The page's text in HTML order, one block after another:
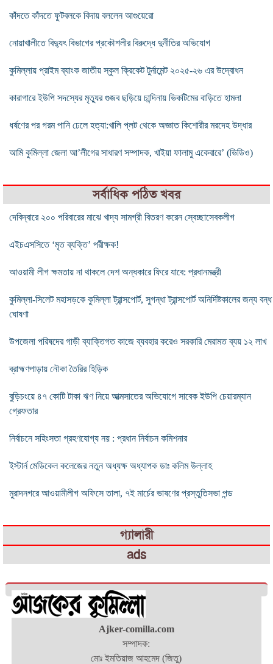
কাঁদতে কাঁদতে ফুটবলকে বিদায় বললেন আগুয়েরো
নোয়াখালীতে বিদ্যুৎ বিভাগের প্রকৌশলীর বিরুদ্ধে দুর্নীতির অভিযোগ
কুমিল্লায় প্রাইম ব্যাংক জাতীয় স্কুল ক্রিকেট টুর্নামেন্ট ২০২৫-২৬ এর উদ্বোধন
কারাগারে ইউপি সদস্যের মৃত্যুর গুজব ছড়িয়ে চান্দিনায় ভিকটিমের বাড়িতে হামলা
ধর্ষণের পর গরম পানি ঢেলে হত্যা:খালি প্লট থেকে অজ্ঞাত কিশোরীর মরদেহ উদ্ধার
আমি কুমিল্লা জেলা আ’লীগের সাধারণ সম্পাদক, খাইয়া ফালামু একেবারে’ (ভিডিও)
সর্বাধিক পঠিত খবর
দেবিদ্বারে ২০০ পরিবারের মাঝে খাদ্য সামগ্রী বিতরণ করেন স্বেচ্ছাসেবকলীগ
এইচএসসিতে ‘মৃত ব্যক্তি’ পরীক্ষক!
আওয়ামী লীগ ক্ষমতায় না থাকলে দেশ অন্ধকারে ফিরে যাবে: প্রধানমন্ত্রী
কুমিল্লা-সিলেট মহাসড়কে কুমিল্লা ট্রান্সপোর্ট, সুগন্ধা ট্রান্সপোর্ট অনির্দিষ্টকালের জন্য বন্ধ
ঘোষণা
উপজেলা পরিষদের গাড়ী ব্যাক্তিগত কাজে ব্যবহার করেও সরকারি মেরামত ব্যয় ১২ লাখ
ব্রাহ্মণপাড়ায় নৌকা তৈরির হিড়িক
বুড়িচংয়ে ৪৭ কোটি টাকা ঋণ নিয়ে আত্মসাতের অভিযোগে সাবেক ইউপি চেয়ারম্যান
গ্রেফতার
নির্বাচনে সহিংসতা গ্রহণযোগ্য নয় : প্রধান নির্বাচন কমিশনার
ইস্টার্ন মেডিকেল কলেজের নতুন অধ্যক্ষ অধ্যাপক ডাঃ কলিম উল্লাহ
মুরাদনগরে আওয়ামীলীগ অফিসে তালা, ৭ই মার্চের ভাষণের প্রস্তুতিসভা পন্ড
গ্যালারী
ads
Ajker-comilla.com
সম্পাদক:
মোঃ ইমতিয়াজ আহমেদ (জিতু)